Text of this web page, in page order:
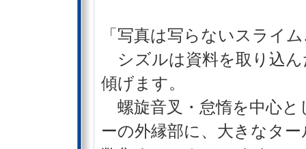
「写真は写らないスライ
シズルは資料を取り込
傾げます。
螺旋音叉・怠惰を中心と
ーの外縁部に、大きなタ